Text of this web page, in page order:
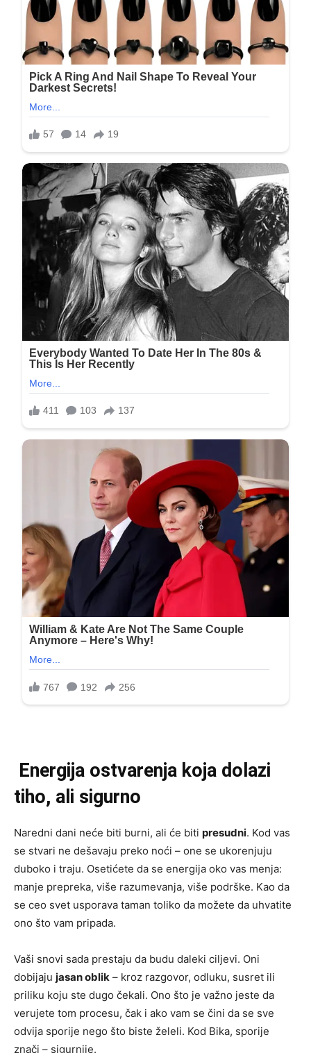
Energija ostvarenja koja dolazi
tiho, ali sigurno
Naredni dani neće biti burni, ali će biti presudni. Kod vas
se stvari ne dešavaju preko noći – one se ukorenjuju
duboko i traju. Osetićete da se energija oko vas menja:
manje prepreka, više razumevanja, više podrške. Kao da
se ceo svet usporava taman toliko da možete da uhvatite
ono što vam pripada.
Vaši snovi sada prestaju da budu daleki ciljevi. Oni
dobijaju jasan oblik – kroz razgovor, odluku, susret ili
priliku koju ste dugo čekali. Ono što je važno jeste da
verujete tom procesu, čak i ako vam se čini da se sve
odvija sporije nego što biste želeli. Kod Bika, sporije
znači – sigurnije.